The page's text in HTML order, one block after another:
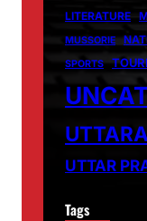
LITERATURE
MUSSORIE
SPORTS
UTTAR
Tags